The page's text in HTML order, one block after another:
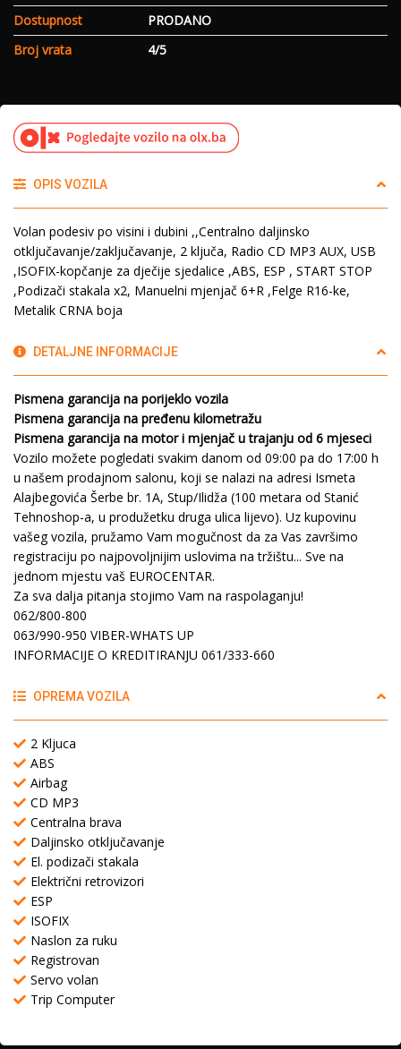
Dostupnost
PRODANO
Broj vrata
4/5
OPIS VOZILA
Volan podesiv po visini i dubini ,,Centralno daljinsko
otključavanje/zaključavanje, 2 ključa, Radio CD MP3 AUX, USB
,ISOFIX-kopčanje za dječije sjedalice ,ABS, ESP , START STOP
,Podizači stakala x2, Manuelni mjenjač 6+R ,Felge R16-ke,
Metalik CRNA boja
DETALJNE INFORMACIJE
Pismena garancija na porijeklo vozila
Pismena garancija na pređenu kilometražu
Pismena garancija na motor i mjenjač u trajanju od 6 mjeseci
Vozilo možete pogledati svakim danom od 09:00 pa do 17:00 h
u našem prodajnom salonu, koji se nalazi na adresi Ismeta
Alajbegovića Šerbe br. 1A, Stup/Ilidža (100 metara od Stanić
Tehnoshop-a, u produžetku druga ulica lijevo). Uz kupovinu
vašeg vozila, pružamo Vam mogučnost da za Vas završimo
registraciju po najpovoljnijim uslovima na tržištu... Sve na
jednom mjestu vaš EUROCENTAR.
Za sva dalja pitanja stojimo Vam na raspolaganju!
062/800-800
063/990-950 VIBER-WHATS UP
INFORMACIJE O KREDITIRANJU 061/333-660
OPREMA VOZILA
2 Kljuca
ABS
Airbag
CD MP3
Centralna brava
Daljinsko otključavanje
El. podizači stakala
Električni retrovizori
ESP
ISOFIX
Naslon za ruku
Registrovan
Servo volan
Trip Computer